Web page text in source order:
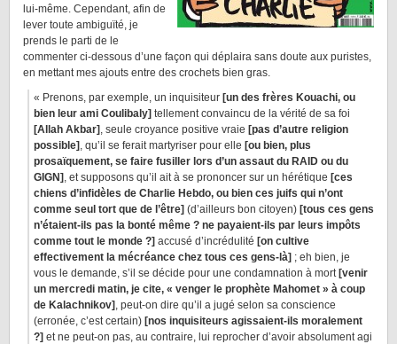
lui-même. Cependant, afin de
lever toute ambiguïté, je
prends le parti de le
commenter ci-dessous d’une façon qui déplaira sans doute aux puristes,
en mettant mes ajouts entre des crochets bien gras.
« Prenons, par exemple, un inquisiteur [un des frères Kouachi, ou
bien leur ami Coulibaly] tellement convaincu de la vérité de sa foi
[Allah Akbar] , seule croyance positive vraie [pas d’autre religion
possible] , qu’il se ferait martyriser pour elle [ou bien, plus
prosaïquement, se faire fusiller lors d’un assaut du RAID ou du
GIGN] , et supposons qu’il ait à se prononcer sur un hérétique [ces
chiens d’infidèles de Charlie Hebdo, ou bien ces juifs qui n’ont
comme seul tort que de l’être] (d’ailleurs bon citoyen) [tous ces gens
n’étaient-ils pas la bonté même ? ne payaient-ils par leurs impôts
comme tout le monde ?] accusé d’incrédulité [on cultive
effectivement la mécréance chez tous ces gens-là] ; eh bien, je
vous le demande, s’il se décide pour une condamnation à mort [venir
un mercredi matin, je cite, « venger le prophète Mahomet » à coup
de Kalachnikov] , peut-on dire qu’il a jugé selon sa conscience
(erronée, c’est certain) [nos inquisiteurs agissaient-ils moralement
?] et ne peut-on pas, au contraire, lui reprocher d’avoir absolument agi